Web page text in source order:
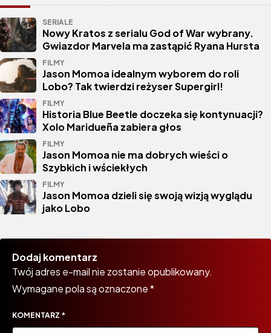
SERIALE
Nowy Kratos z serialu God of War wybrany.
Gwiazdor Marvela ma zastąpić Ryana Hursta
FILMY
Jason Momoa idealnym wyborem do roli
Lobo? Tak twierdzi reżyser Supergirl!
FILMY
Historia Blue Beetle doczeka się kontynuacji?
Xolo Maridueña zabiera głos
FILMY
Jason Momoa nie ma dobrych wieści o
Szybkich i wściekłych
FILMY
Jason Momoa dzieli się swoją wizją wyglądu
jako Lobo
Dodaj komentarz
Twój adres e-mail nie zostanie opublikowany.
Wymagane pola są oznaczone*
KOMENTARZ *